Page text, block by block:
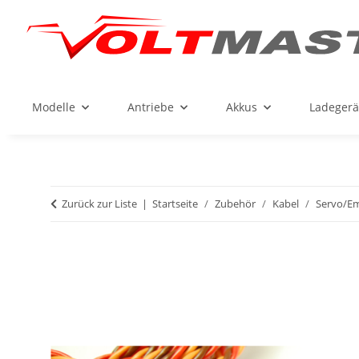
Modelle Antriebe Akkus
Zurück zur Liste Startseite Zubehör Kabel Servo/